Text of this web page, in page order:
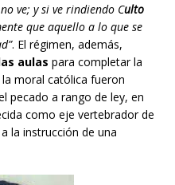
ve; y si ve rindiendo Culto
que aquello a lo que se
. El régimen, además,
aulas para completar la
moral católica fueron
pecado a rango de ley, en
como eje vertebrador de
la instrucción de una